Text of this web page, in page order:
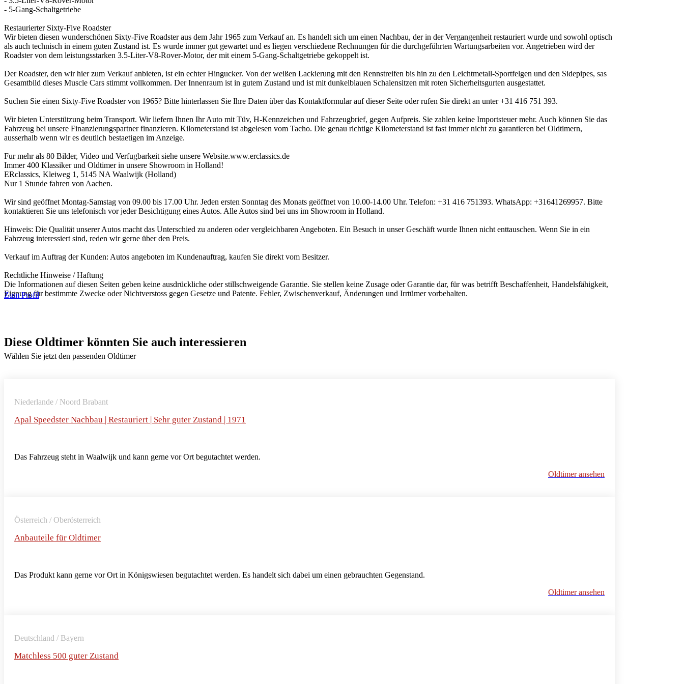
- 5-Gang-Schaltgetriebe
Restaurierter Sixty-Five Roadster
Wir bieten diesen wunderschönen Sixty-Five Roadster aus dem Jahr 1965 zum Verkauf an. Es handelt sich um einen Nachbau, der in der Vergangenheit restauriert wurde und sowohl optisch
als auch technisch in einem guten Zustand ist. Es wurde immer gut gewartet und es liegen verschiedene Rechnungen für die durchgeführten Wartungsarbeiten vor. Angetrieben wird der
Roadster von dem leistungsstarken 3.5-Liter-V8-Rover-Motor, der mit einem 5-Gang-Schaltgetriebe gekoppelt ist.
Der Roadster, den wir hier zum Verkauf anbieten, ist ein echter Hingucker. Von der weißen Lackierung mit den Rennstreifen bis hin zu den Leichtmetall-Sportfelgen und den Sidepipes, sas
Gesamtbild dieses Muscle Cars stimmt vollkommen. Der Innenraum ist in gutem Zustand und ist mit dunkelblauen Schalensitzen mit roten Sicherheitsgurten ausgestattet.
Suchen Sie einen Sixty-Five Roadster von 1965? Bitte hinterlassen Sie Ihre Daten über das Kontaktformular auf dieser Seite oder rufen Sie direkt an unter +31 416 751 393.
Wir bieten Unterstützung beim Transport. Wir liefern Ihnen Ihr Auto mit Tüv, H-Kennzeichen und Fahrzeugbrief, gegen Aufpreis. Sie zahlen keine Importsteuer mehr. Auch können Sie das
Fahrzeug bei unsere Finanzierungspartner finanzieren. Kilometerstand ist abgelesen vom Tacho. Die genau richtige Kilometerstand ist fast immer nicht zu garantieren bei Oldtimern,
ausserhalb wenn wir es deutlich bestaetigen im Anzeige.
Fur mehr als 80 Bilder, Video und Verfugbarkeit siehe unsere Website.www.erclassics.de
Immer 400 Klassiker und Oldtimer in unsere Showroom in Holland!
ERclassics, Kleiweg 1, 5145 NA Waalwijk (Holland)
Nur 1 Stunde fahren von Aachen.
Wir sind geöffnet Montag-Samstag von 09.00 bis 17.00 Uhr. Jeden ersten Sonntag des Monats geöffnet von 10.00-14.00 Uhr. Telefon: +31 416 751393. WhatsApp: +31641269957. Bitte
kontaktieren Sie uns telefonisch vor jeder Besichtigung eines Autos. Alle Autos sind bei uns im Showroom in Holland.
Hinweis: Die Qualität unserer Autos macht das Unterschied zu anderen oder vergleichbaren Angeboten. Ein Besuch in unser Geschäft wurde Ihnen nicht enttauschen. Wenn Sie in ein
Fahrzeug interessiert sind, reden wir gerne über den Preis.
Verkauf im Auftrag der Kunden: Autos angeboten im Kundenauftrag, kaufen Sie direkt vom Besitzer.
Rechtliche Hinweise / Haftung
Die Informationen auf diesen Seiten geben keine ausdrückliche oder stillschweigende Garantie. Sie stellen keine Zusage oder Garantie dar, für was betrifft Beschaffenheit, Handelsfähigkeit,
Eignung für bestimmte Zwecke oder Nichtverstoss gegen Gesetze und Patente. Fehler, Zwischenverkauf, Änderungen und Irrtümer vorbehalten.
Zum Profil
Diese Oldtimer könnten Sie auch interessieren
Wählen Sie jetzt den passenden Oldtimer
Niederlande / Noord Brabant
Apal Speedster Nachbau | Restauriert | Sehr guter Zustand | 1971
Das Fahrzeug steht in Waalwijk und kann gerne vor Ort begutachtet werden.
Oldtimer ansehen
Österreich / Oberösterreich
Anbauteile für Oldtimer
Das Produkt kann gerne vor Ort in Königswiesen begutachtet werden. Es handelt sich dabei um einen gebrauchten Gegenstand.
Oldtimer ansehen
Deutschland / Bayern
Matchless 500 guter Zustand